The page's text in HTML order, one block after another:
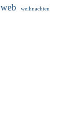
web weihnachten